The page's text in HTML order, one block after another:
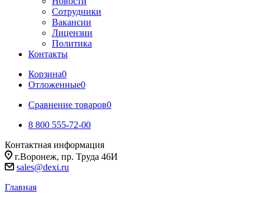
Сотрудники
Вакансии
Лицензии
Политика
Контакты
Корзина0
Отложенные0
Сравнение товаров0
8 800 555-72-00
Контактная информация
г.Воронеж, пр. Труда 46И
sales@dexi.ru
Главная